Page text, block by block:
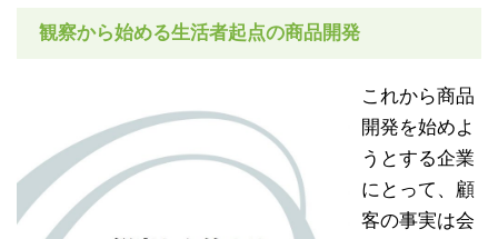
観察から始める生活者起点の商品開発
これから商品
開発を始めよ
うとする企業
にとって、顧
客の事実は会